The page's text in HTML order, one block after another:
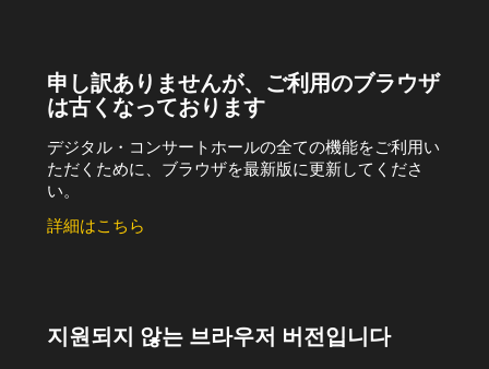
申し訳ありませんが、ご利用のブラウザ
は古くなっております
デジタル・コンサートホールの全ての機能をご利用い
ただくために、ブラウザを最新版に更新してくださ
い。
詳細はこちら
지원되지 않는 브라우저 버전입니다